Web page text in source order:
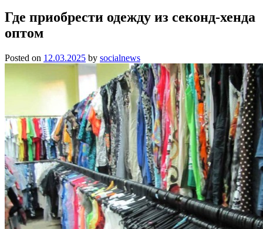
Где приобрести одежду из секонд-хенда
оптом
Posted on 12.03.2025 by socialnews